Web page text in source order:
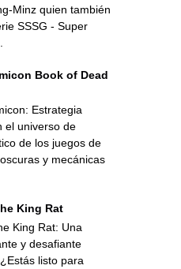
Minz quien también
SSSG - Super
Book of Dead
Estrategia
el universo de
de los juegos de
y mecánicas
King Rat
King Rat: Una
y desafiante
listo para